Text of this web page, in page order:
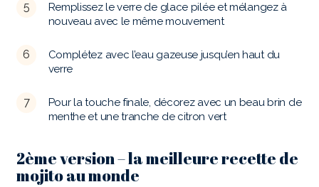
Remplissez le verre de glace pilée et mélangez à
nouveau avec le même mouvement
Complétez avec l’eau gazeuse jusqu’en haut du
verre
Pour la touche finale, décorez avec un beau brin de
menthe et une tranche de citron vert
2ème version – la meilleure recette de
mojito au monde